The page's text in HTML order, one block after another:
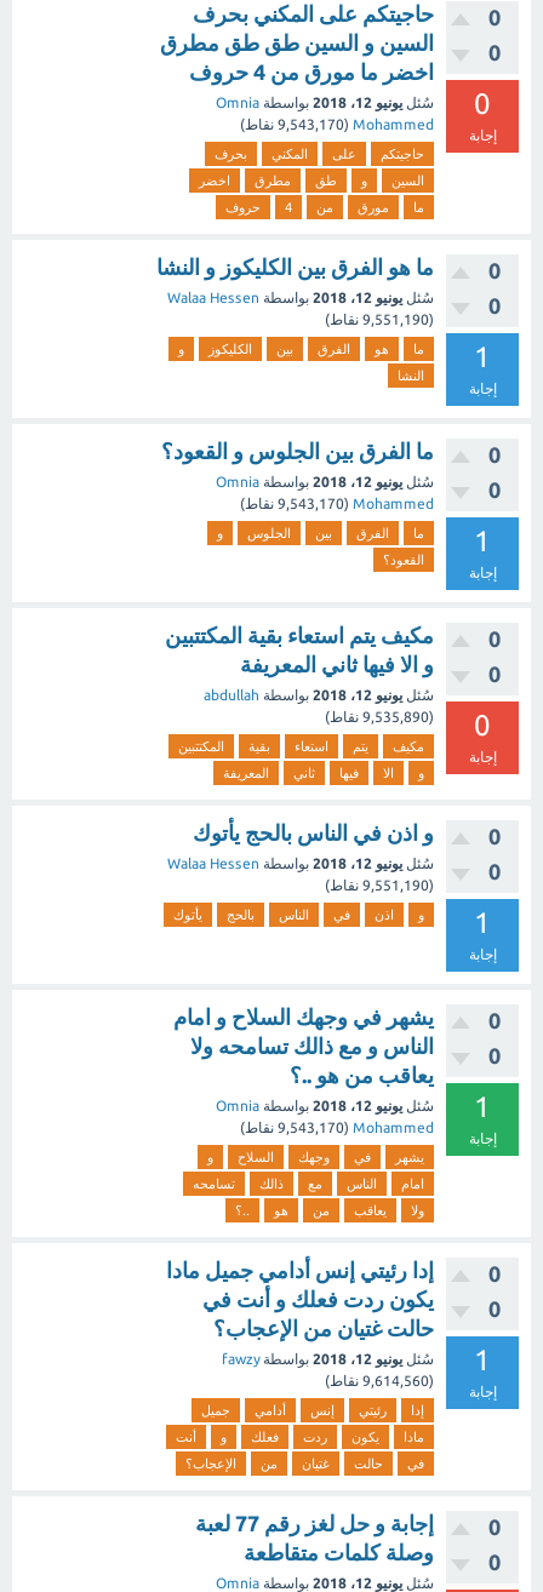
0
0
0
إجابة
حاجيتكم على المكني بحرف
السين و السين طق طق مطرق
اخضر ما مورق من 4 حروف
سُئل يونيو 12، 2018 بواسطة Omnia
Mohammed
(
9,543,170 نقاط)
حاجيتكم على المكني
بحرف
السين
و طق مطرق
اخضر
ما
مورق من 4 حروف
0
0
1
إجابة
ما هو الفرق بين الكليكوز و النشا
سُئل يونيو 12، 2018 بواسطة Walaa Hessen
(
9,551,190 نقاط)
ما هو الفرق بين الكليكوز
و
النشا
0
0
1
إجابة
ما الفرق بين الجلوس و القعود؟
سُئل يونيو 12، 2018 بواسطة Omnia
Mohammed
(
9,543,170 نقاط)
ما الفرق بين الجلوس
و
القعود؟
0
0
0
إجابة
مكيف يتم استعاء بقية المكتتبين
و الا فيها ثاني المعريفة
سُئل يونيو 12، 2018 بواسطة abdullah
(
9,535,890 نقاط)
مكيف يتم استعاء بقية
المكتتبين
و
الا فيها ثاني المعريفة
0
0
1
إجابة
و اذن في الناس بالحج يأتوك
سُئل يونيو 12، 2018 بواسطة Walaa Hessen
(
9,551,190 نقاط)
و اذن في الناس بالحج يأتوك
0
0
1
إجابة
يشهر في وجهك السلاح و امام
الناس و مع ذالك تسامحه ولا
يعاقب من هو ..؟
سُئل يونيو 12، 2018 بواسطة Omnia
Mohammed
(
9,543,170 نقاط)
يشهر في وجهك السلاح
و
امام
الناس مع ذالك
تسامحه
ولا
يعاقب من هو ..؟
0
0
1
إجابة
إدا رئيتي إنس أدامي جميل مادا
يكون ردت فعلك و أنت في
حالت غتيان من الإعجاب؟
سُئل يونيو 12، 2018 بواسطةfawzy
(
9,614,560 نقاط)
إدا رئيتي إنس أدامي
جميل
مادا
يكون ردت فعلك و
أنت
في
حالت غتيان من الإعجاب؟
0
0
إجابة و حل لغز رقم 77 لعبة
وصلة كلمات متقاطعة
سُئل يونيو 12، 2018 بواسطة Omnia